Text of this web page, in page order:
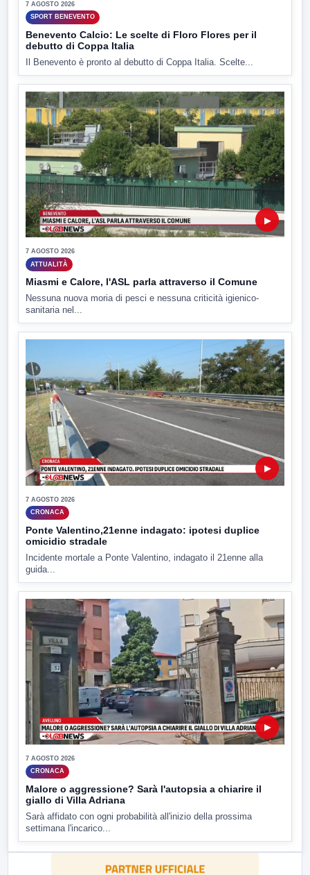
7 AGOSTO 2026
SPORT BENEVENTO
Benevento Calcio: Le scelte di Floro Flores per il
debutto di Coppa Italia
Il Benevento è pronto al debutto di Coppa Italia. Scelte...
▶
7 AGOSTO 2026
ATTUALITÀ
Miasmi e Calore, l'ASL parla attraverso il Comune
Nessuna nuova moria di pesci e nessuna criticità igienico-
sanitaria nel...
▶
7 AGOSTO 2026
CRONACA
Ponte Valentino,21enne indagato: ipotesi duplice
omicidio stradale
Incidente mortale a Ponte Valentino, indagato il 21enne alla
guida...
▶
7 AGOSTO 2026
CRONACA
Malore o aggressione? Sarà l'autopsia a chiarire il
giallo di Villa Adriana
Sarà affidato con ogni probabilità all'inizio della prossima
settimana l'incarico...